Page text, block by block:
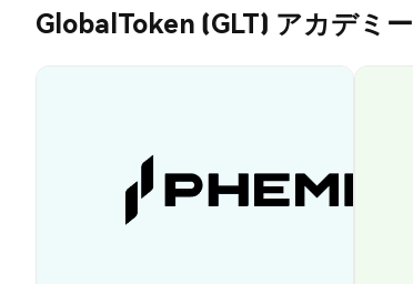
GlobalToken (GLT) アカデミー